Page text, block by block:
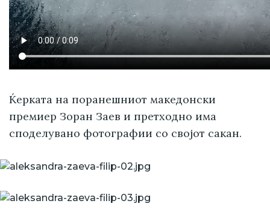
Ќерката на поранешниот македонски
премиер Зоран Заев и претходно има
споделувано фотографии со својот сакан.